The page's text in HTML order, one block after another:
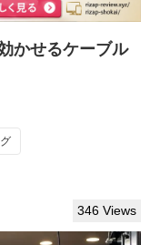
かせるケーブル
346 Views